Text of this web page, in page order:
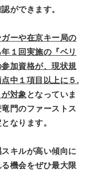
ができます。
ーや在京キー局の
年１回実施の『ベリ
加資格が、現状規
点中１項目以上に５.
対象 となっていま
門のファーストス
なります。
キルが高い傾向に
機会をぜひ最大限